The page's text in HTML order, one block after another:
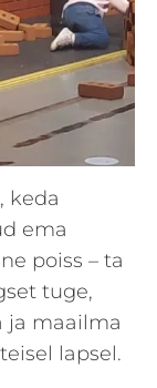
keda
ema
poiss – ta
tuge,
ja maailma
lapsel.